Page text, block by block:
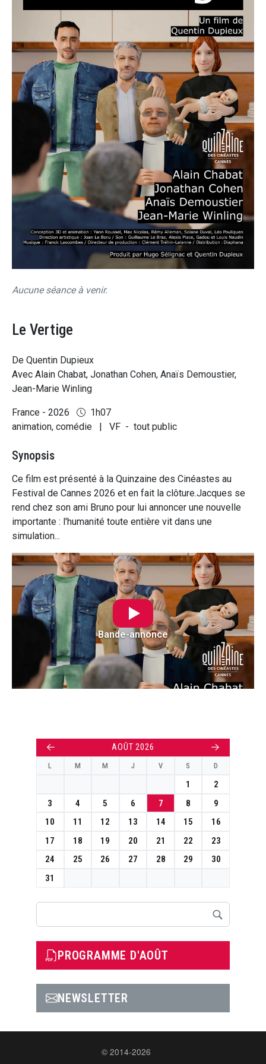
Aucune séance à venir.
Le Vertige
De Quentin Dupieux
Avec Alain Chabat, Jonathan Cohen, Anaïs Demoustier,
Jean-Marie Winling
France - 2026
1h07
animation, comédie
| VF - tout public
Synopsis
Ce film est présenté à la Quinzaine des Cinéastes au
Festival de Cannes 2026 et en fait la clôture.Jacques se
rend chez son ami Bruno pour lui annoncer une nouvelle
importante : l'humanité toute entière vit dans une
simulation...
Bande-annonce
← AOÛT 2026 →
L M M J V S D
1
2
3
4 5 6 7 8
9
10
11 12 13 14 15
16
17
18 19 20 21 22
23
24
25 26 27 28 29
30
31
PROGRAMME D'AOÛT
NEWSLETTER
© 2014-2026